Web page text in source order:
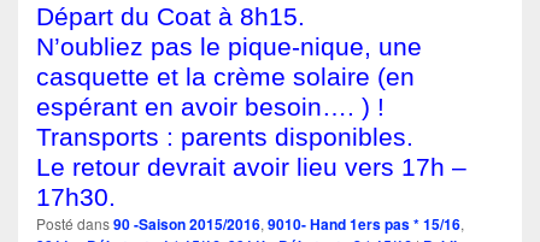
Départ du Coat à 8h15.
N’oubliez pas le pique-nique, une
casquette et la crème solaire (en
espérant en avoir besoin…. ) !
Transports : parents disponibles.
Le retour devrait avoir lieu vers 17h –
17h30.
Posté dans90 -Saison 2015/2016, 9010- Hand 1ers pas * 15/16,